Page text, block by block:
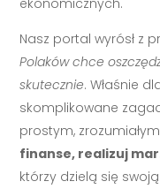
Nasz portal wyrósł z
Polaków chce
skutecznie. Właśnie
skomplikowane
prostym,
finanse, realizuj
którzy dzielą się